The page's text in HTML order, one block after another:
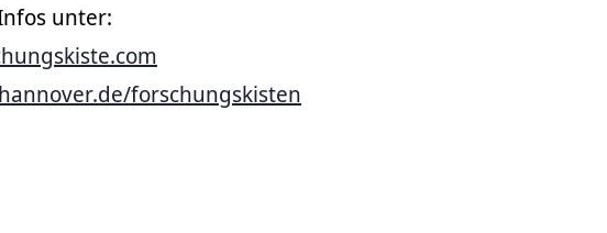
unter:
forschungskisten